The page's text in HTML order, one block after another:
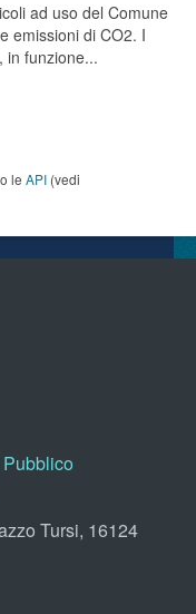
ad uso del Comune
emissioni di CO2. I
in funzione...
le API (vedi
Tursi, 16124